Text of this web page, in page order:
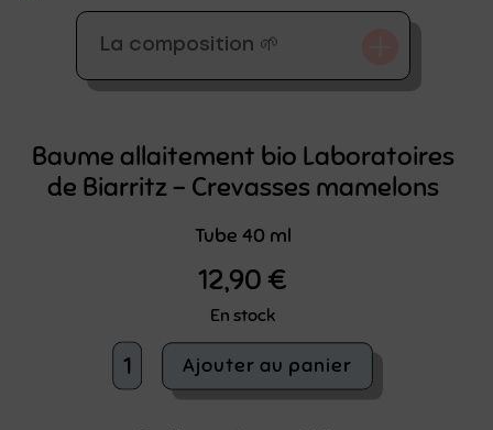
La composition 🌱
Baume allaitement bio Laboratoires
de Biarritz – Crevasses mamelons
Tube 40 ml
12,90€
En stock
quantité
de Ajouter au panier